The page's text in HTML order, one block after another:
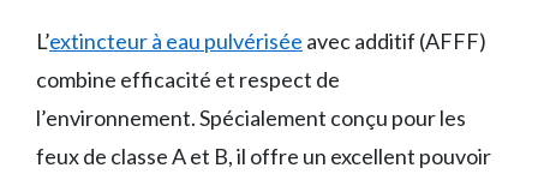
L’extincteur à eau pulvérisée avec additif (AFFF)
combine efficacité et respect de
l’environnement. Spécialement conçu pour les
feux de classe A et B, il offre un excellent pouvoir